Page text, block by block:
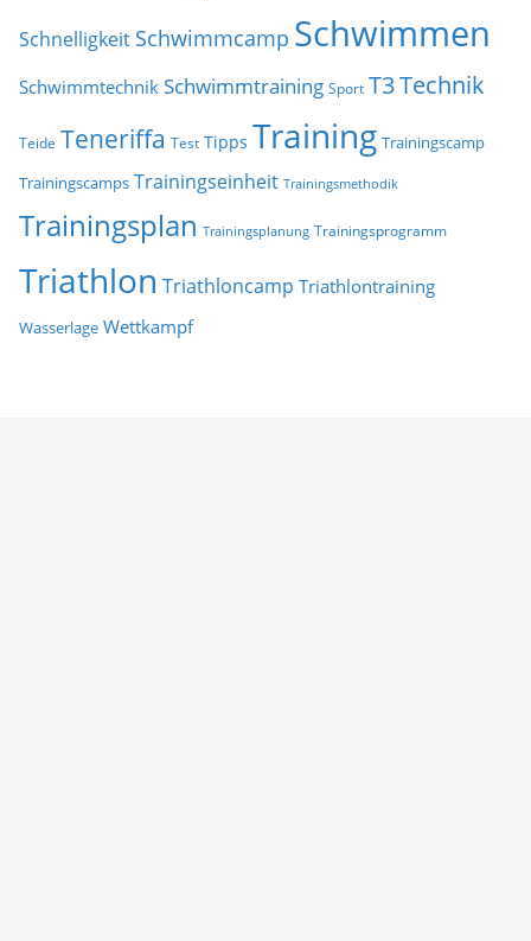
Schnelligkeit Schwimmcamp Schwimmen
Schwimmtechnik Schwimmtraining Sport T3Technik
Teide Teneriffa Test Tipps Training Trainingscamp
Trainingscamps Trainingseinheit Trainingsmethodik
Trainingsplan Trainingsplanung Trainingsprogramm
Triathlon Triathloncamp Triathlontraining
Wasserlage Wettkampf